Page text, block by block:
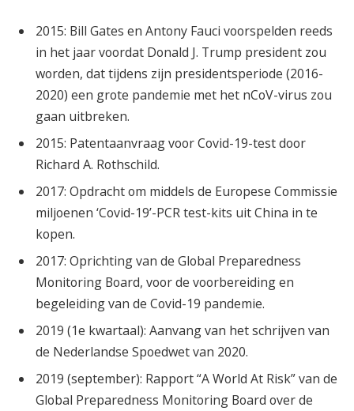
2015: Bill Gates en Antony Fauci voorspelden reeds
in het jaar voordat Donald J. Trump president zou
worden, dat tijdens zijn presidentsperiode (2016-
2020) een grote pandemie met het nCoV-virus zou
gaan uitbreken.
2015: Patentaanvraag voor Covid-19-test door
Richard A. Rothschild.
2017: Opdracht om middels de Europese Commissie
miljoenen ‘Covid-19’-PCR test-kits uit China in te
kopen.
2017: Oprichting van de Global Preparedness
Monitoring Board, voor de voorbereiding en
begeleiding van de Covid-19 pandemie.
2019 (1e kwartaal): Aanvang van het schrijven van
de Nederlandse Spoedwet van 2020.
2019 (september): Rapport “A World At Risk” van de
Global Preparedness Monitoring Board over de